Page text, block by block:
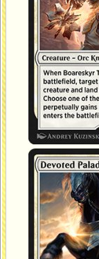
Paladine dévouée